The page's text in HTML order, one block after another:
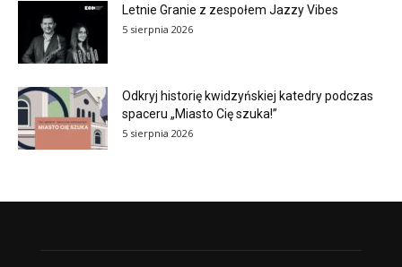
Letnie Granie z zespołem Jazzy Vibes
5 sierpnia 2026
Odkryj historię kwidzyńskiej katedry podczas
spaceru „Miasto Cię szuka!”
5 sierpnia 2026